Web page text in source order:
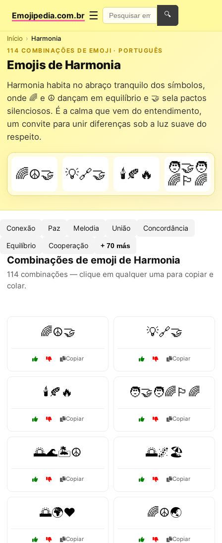
Emojipedia.com.br ☰ 🔍
Início Harmonia
114 COMBINAÇÕES DE EMOJI · PORTUGUÊS
Emojis de Harmonia
Harmonia habita no abraço tranquilo dos símbolos,
onde 🌈 e ☮️ dançam em equilíbrio e 🤝 sela pactos
silenciosos. É a calma que vem do entendimento,
um convite para unir diferenças sob a luz suave do
respeito.
🌈☮️🤝 💡🔗🤝 🕯️🍂🔥
🧑‍🤝‍🧑
🌈🏳️‍🌈
Conexão Paz Melodia União Concordância
Equilíbrio Cooperação + 70 más
Combinações de emoji de Harmonia
114 combinações — clique em qualquer uma para copiar e
colar.
🌈☮️🤝
Copiar
💡🔗🤝
Copiar
🕯️🍂🔥
Copiar
🧑‍🤝‍🧑🌈🏳️‍🌈
Copiar
🌅🌊🏝️☮️
Copiar
🌅🌌🏖️
Copiar
🌅🌍❤️
Copiar
🌈☮️🌏
Copiar